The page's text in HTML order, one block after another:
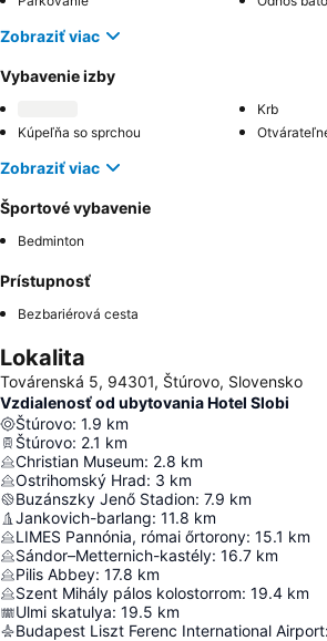
Zobraziť viac
Vybavenie izby
Krb
Kúpeľňa so sprchou
Zobraziť viac
Športové vybavenie
Bedminton
Prístupnosť
Bezbariérová cesta
Lokalita
Továrenská 5, 94301, Štúrovo, Slovensko
Vzdialenosť od ubytovania Hotel Slobi
Štúrovo: 1.9 km
Štúrovo: 2.1 km
Christian Museum: 2.8 km
Ostrihomský Hrad: 3 km
Buzánszky Jenő Stadion: 7.9 km
Jankovich-barlang: 11.8 km
LIMES Pannónia, római őrtorony: 15.1 km
Sándor–Metternich-kastély: 16.7 km
Pilis Abbey: 17.8 km
Szent Mihály pálos kolostorrom: 19.4 km
Ulmi skatulya: 19.5 km
Budapest Liszt Ferenc International Airport: